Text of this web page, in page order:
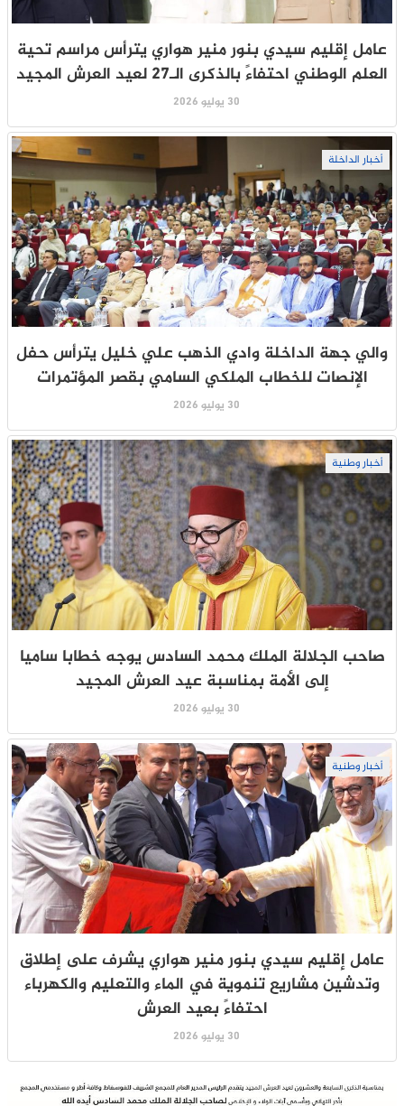
عامل إقليم سيدي بنور منير هواري يترأس مراسم تحية
العلم الوطني احتفاءً بالذكرى الـ27 لعيد العرش المجيد
30 يوليو 2026
أخبار الداخلة
والي جهة الداخلة وادي الذهب علي خليل يترأس حفل
الإنصات للخطاب الملكي السامي بقصر المؤتمرات
30 يوليو 2026
أخبار وطنية
صاحب الجلالة الملك محمد السادس يوجه خطابا ساميا
إلى الأمة بمناسبة عيد العرش المجيد
30 يوليو 2026
أخبار وطنية
عامل إقليم سيدي بنور منير هواري يشرف على إطلاق
وتدشين مشاريع تنموية في الماء والتعليم والكهرباء
احتفاءً بعيد العرش
30 يوليو 2026